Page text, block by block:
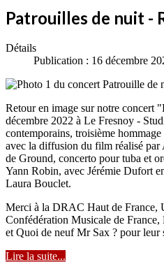
Patrouilles de nuit -
Détails
Publication : 16 décembre
Retour en image sur notre concert
décembre 2022 à Le Fresnoy -
contemporains, troisième
avec la diffusion du film réalisé
de Ground, concerto pour tuba et
Yann Robin, avec Jérémie Dufort
Laura Bouclet.
Merci à la DRAC Haut de France,
Confédération Musicale de
et Quoi de neuf Mr Sax ? pour leur
Lire la suite...